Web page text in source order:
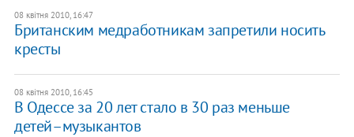
08 квітня 2010, 16:47
Британским медработникам запретили носить
кресты
08 квітня 2010, 16:45
В Одессе за 20 лет стало в 30 раз меньше
детей–музыкантов